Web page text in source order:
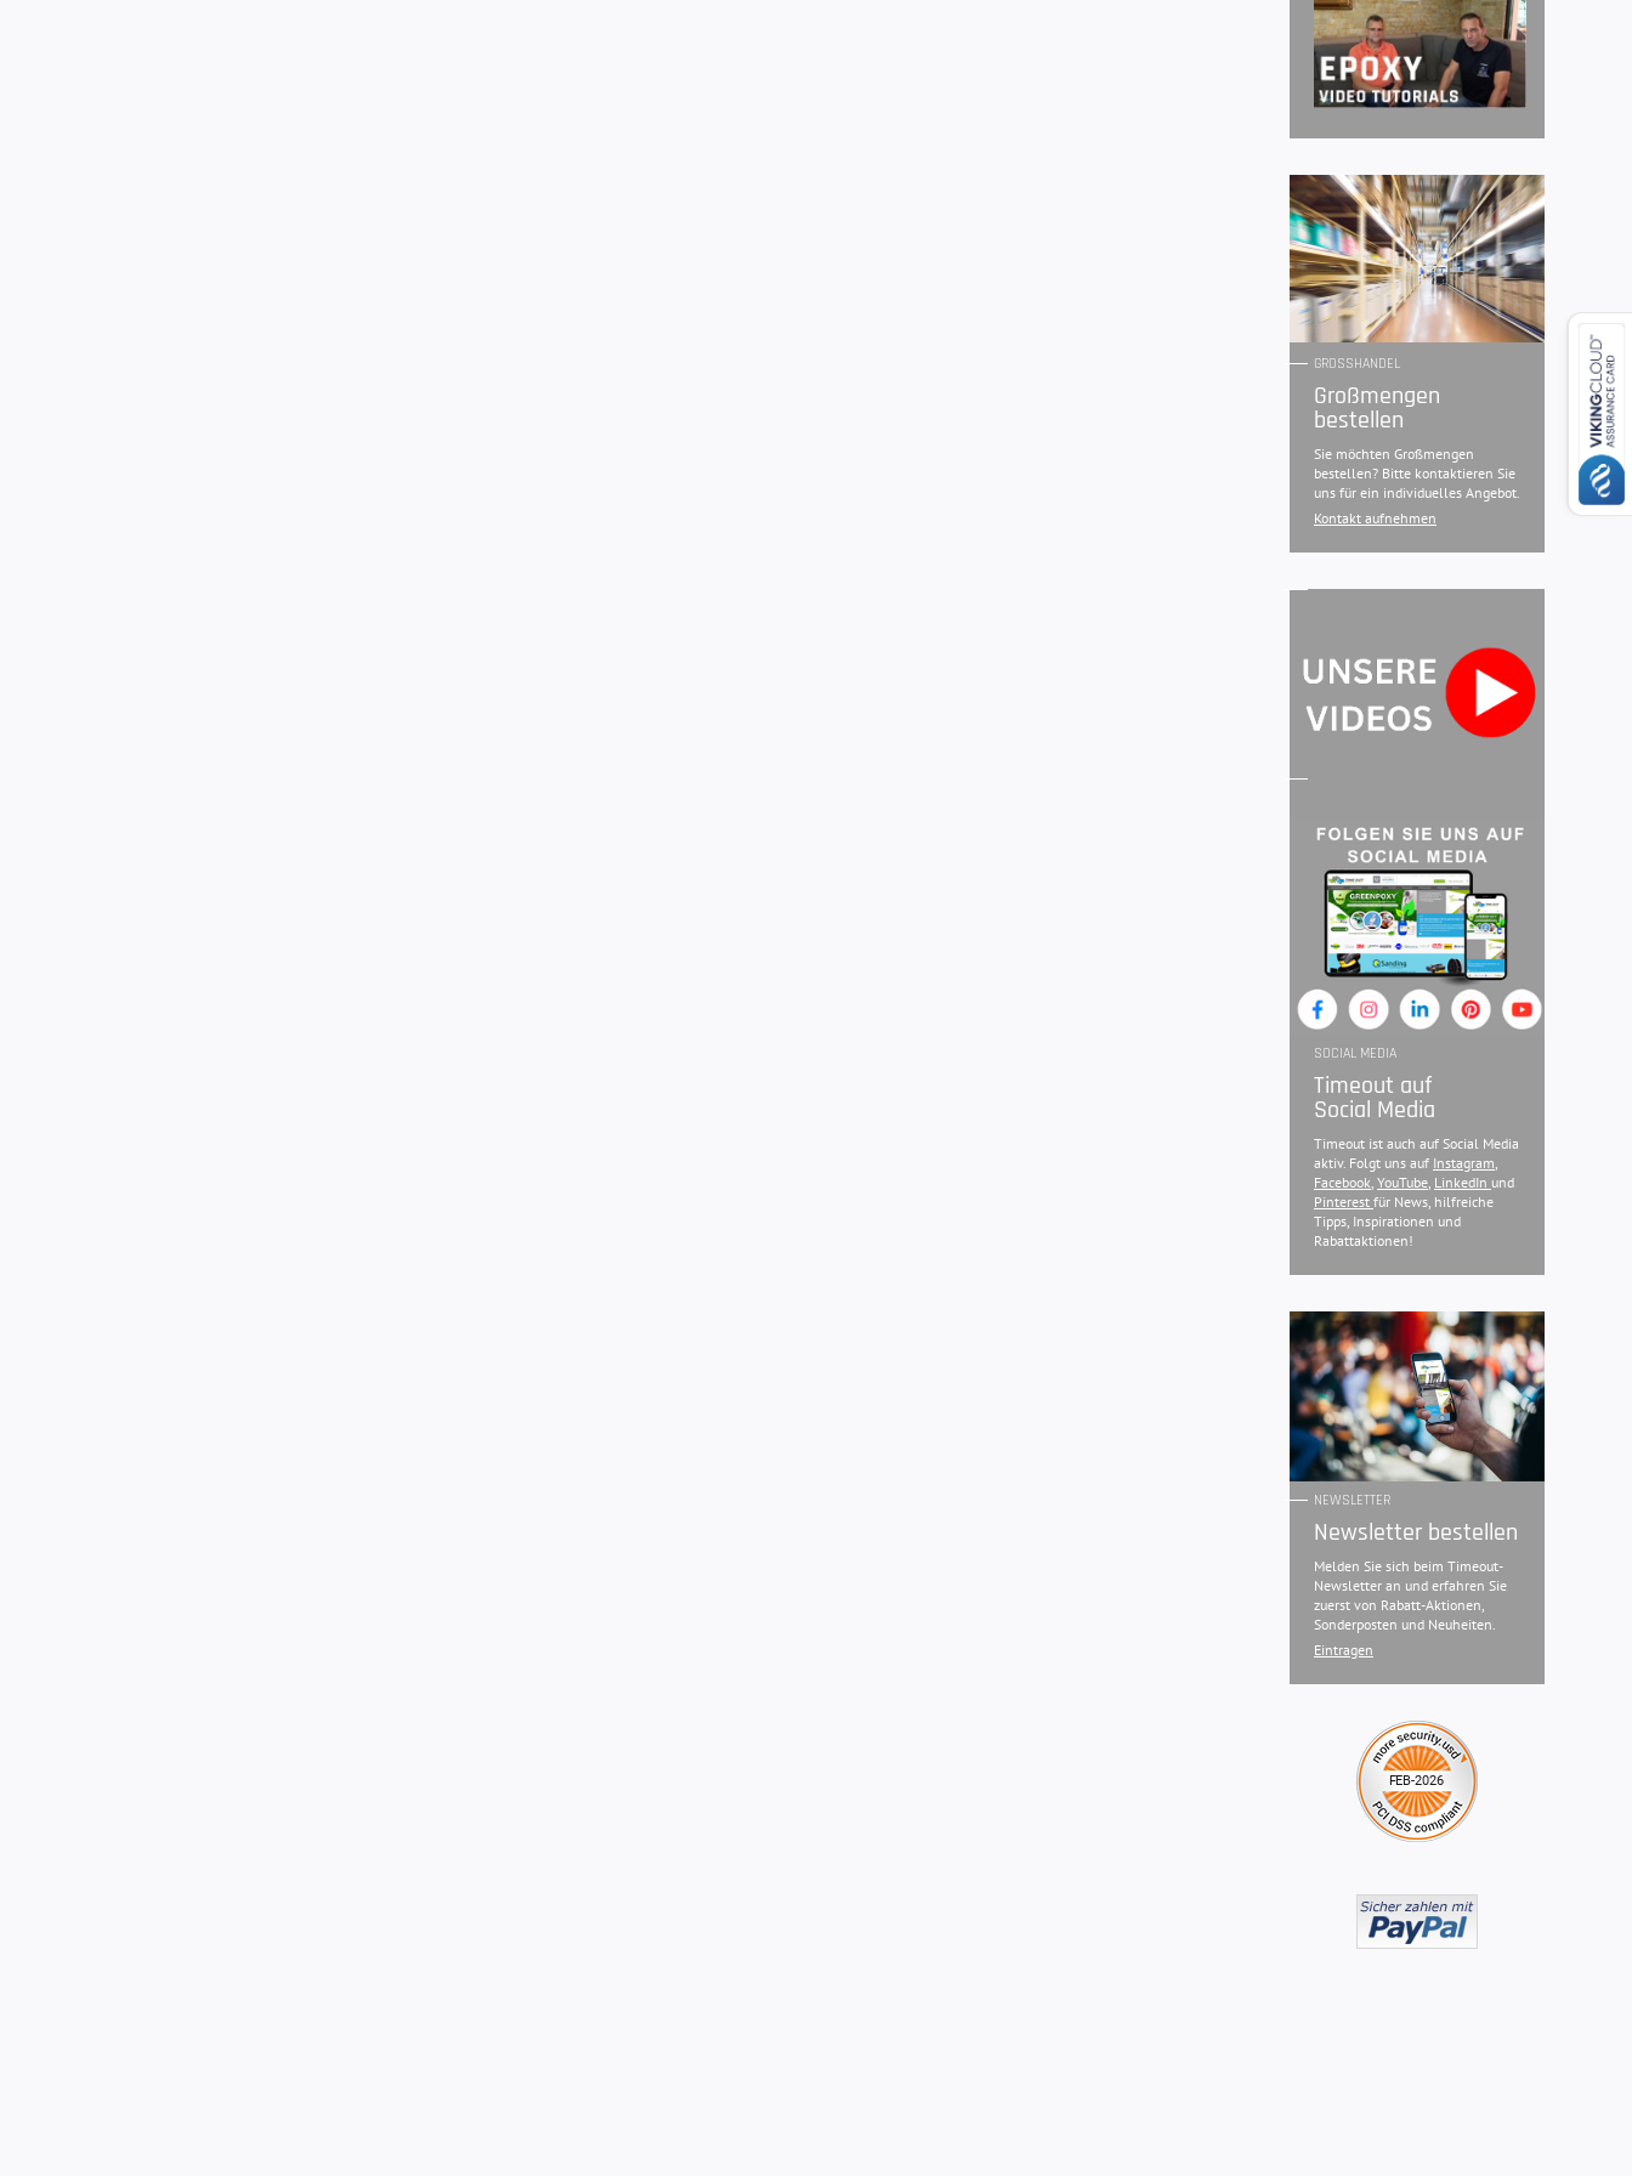
GROSSHANDEL
Großmengen
bestellen
Sie möchten Großmengen
bestellen? Bitte kontaktieren Sie
uns für ein individuelles Angebot.
Kontakt aufnehmen
SOCIAL MEDIA
Timeout auf
Social Media
Timeout ist auch auf Social Media
aktiv. Folgt uns auf Instagram,
Facebook, YouTube, LinkedIn und
Pinterest für News, hilfreiche
Tipps, Inspirationen und
Rabattaktionen!
NEWSLETTER
Newsletter bestellen
Melden Sie sich beim Timeout-
Newsletter an und erfahren Sie
zuerst von Rabatt-Aktionen,
Sonderposten und Neuheiten.
Eintragen